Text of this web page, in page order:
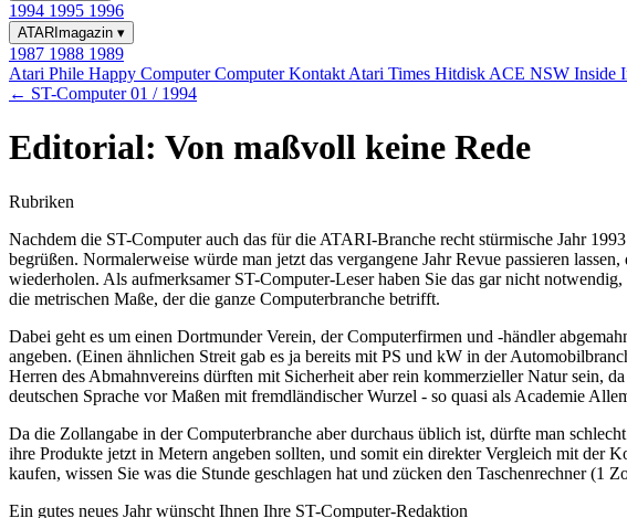
1994 1995 1996
ATARImagazin ▾
1987 1988 1989
Atari Phile Happy ComputerComputer Kontakt Atari Times Hitdisk ACE NSW Inside
← ST-Computer 01 / 1994
Editorial: Von maßvoll keine Rede
Rubriken
Nachdem die ST-Computer auch das für die ATARI-Branche recht stürmische Jahr
begrüßen. Normalerweise würde man jetzt das vergangene Jahr Revue passieren
wiederholen. Als aufmerksamer ST-Computer-Leser haben Sie das gar nicht
die metrischen Maße, der die ganze Computerbranche betrifft.
Dabei geht es um einen Dortmunder Verein, der Computerfirmen und -händler
angeben. (Einen ähnlichen Streit gab es ja bereits mit PS und kW in der
Herren des Abmahnvereins dürften mit Sicherheit aber rein kommerzieller Natur sein,
deutschen Sprache vor Maßen mit fremdländischer Wurzel - so quasi als Academie
Da die Zollangabe in der Computerbranche aber durchaus üblich ist, dürfte man
ihre Produkte jetzt in Metern angeben sollten, und somit ein direkter Vergleich mit der
kaufen, wissen Sie was die Stunde geschlagen hat und zücken den Taschenrechner (1
Ein gutes neues Jahr wünscht Ihnen Ihre ST-Computer-Redaktion